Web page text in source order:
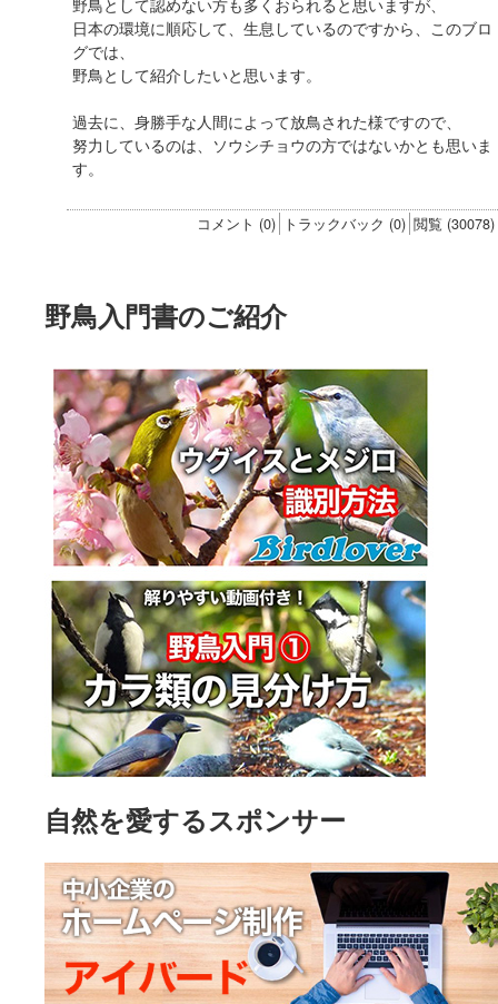
野鳥として認めない方も多くおられると思いますが、
日本の環境に順応して、生息しているのですから、このブロ
グでは、
野鳥として紹介したいと思います。
過去に、身勝手な人間によって放鳥された様ですので、
努力しているのは、ソウシチョウの方ではないかとも思いま
す。
コメント (0) トラックバック (0) 閲覧 (30078)
野鳥入門書のご紹介
自然を愛するスポンサー